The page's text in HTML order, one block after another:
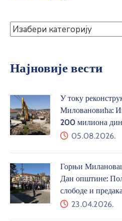
Најновије вести
У току
Миловановића:
200 милиона
05.08.2026.
Горњи
Дан општине:
слободе и
23.04.2026.